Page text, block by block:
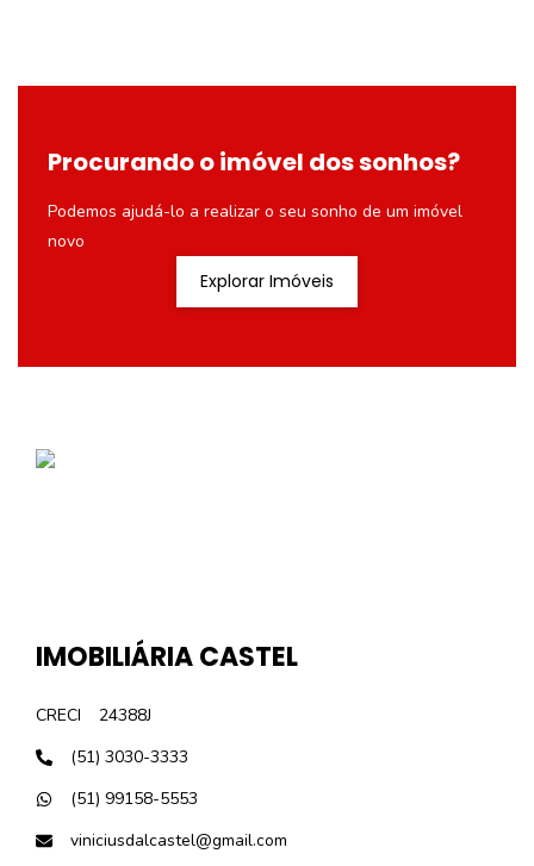
Procurando o imóvel dos sonhos?
Podemos ajudá-lo a realizar o seu sonho de um imóvel
novo
Explorar Imóveis
IMOBILIÁRIA CASTEL
CRECI
24388J
(51) 3030-3333
(51) 99158-5553
viniciusdalcastel@gmail.com